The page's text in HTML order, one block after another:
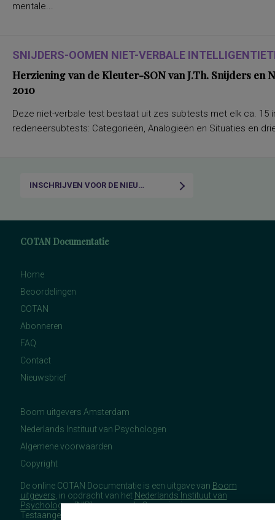
mentale...
SNIJDERS-OOMEN NIET-VERBALE
Herziening van de Kleuter-SON van J.Th. Snijders en
2010
Deze niet-verbale test bestaat uit zes subtests met elk ca. 15
redeneersubtests: Categorieën, Analogieën en Situaties en
INSCHRIJVEN VOOR DE NIEUWSBRIEF
COTAN Documentatie
Home
Beoordelingen
COTAN
Abonneren
FAQ
Contact
Nieuwsbrief
Boom uitgevers Amsterdam
Nederlands Instituut van Psychologen
Algemene voorwaarden
Copyright
De online COTAN Documentatie is een uitgave van Boom
uitgevers , in opdracht van het Nederlands Instituut van
Psychologen(NIP), namens de Commissie
Testaangelegenheden Nederland (COTAN).